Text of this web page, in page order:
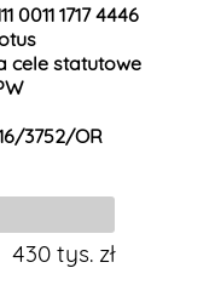
0011 1717 4446
cele statutowe
3752/OR